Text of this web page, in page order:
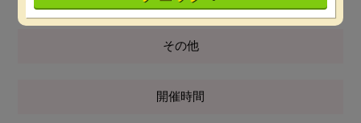
控室,プロジェクター&スクリーン,音響設備
その他
開催時間